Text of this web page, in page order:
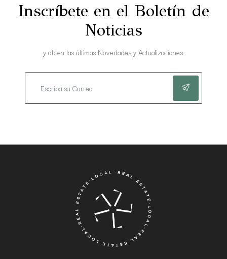
Inscríbete en el Boletín de
Noticias
y obten las últimas Novedades y Actualizaciones.